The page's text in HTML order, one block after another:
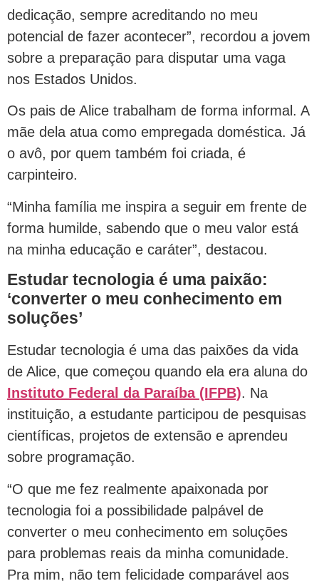
dedicação, sempre acreditando no meu
potencial de fazer acontecer”, recordou a jovem
sobre a preparação para disputar uma vaga
nos Estados Unidos.
Os pais de Alice trabalham de forma informal. A
mãe dela atua como empregada doméstica. Já
o avô, por quem também foi criada, é
carpinteiro.
“Minha família me inspira a seguir em frente de
forma humilde, sabendo que o meu valor está
na minha educação e caráter”, destacou.
Estudar tecnologia é uma paixão:
‘converter o meu conhecimento em
soluções’
Estudar tecnologia é uma das paixões da vida
de Alice, que começou quando ela era aluna do
Instituto Federal da Paraíba (IFPB). Na
instituição, a estudante participou de pesquisas
científicas, projetos de extensão e aprendeu
sobre programação.
“O que me fez realmente apaixonada por
tecnologia foi a possibilidade palpável de
converter o meu conhecimento em soluções
para problemas reais da minha comunidade.
Pra mim, não tem felicidade comparável aos